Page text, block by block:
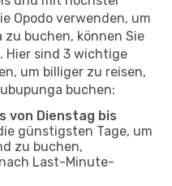
Opodo verwenden, um
zu buchen, können Sie
Hier sind 3 wichtige
um billiger zu reisen,
buchen:
von Dienstag bis
günstigsten Tage, um
zu buchen,
Last-Minute-